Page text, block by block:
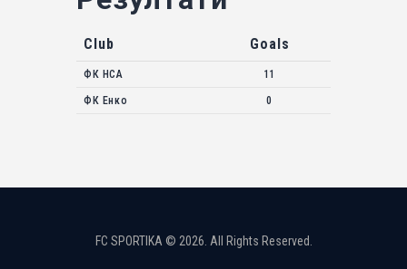
Club Goals
ФК НСА 11
ФК Енко 0
FC SPORTIKA © 2026. All Rights Reserved.